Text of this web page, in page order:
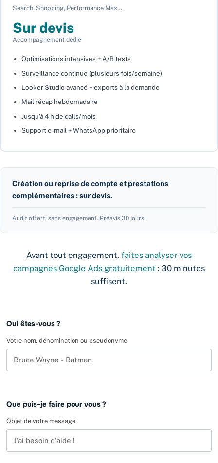
Search, Shopping, Performance Max…
Sur devis
Accompagnement dédié
Optimisations intensives + A/B tests
Surveillance continue (plusieurs fois/semaine)
Looker Studio avancé + exports à la demande
Mail récap hebdomadaire
Jusqu’à 4 h de calls/mois
Support e-mail + WhatsApp prioritaire
Création ou reprise de compte et prestations
complémentaires : sur devis.
Audit offert, sans engagement. Préavis 30 jours.
Avant tout engagement, faites analyser vos
campagnes Google Ads gratuitement : 30 minutes
suffisent.
this
field
blank
Qui êtes-vous ?
Votre nom, dénomination ou pseudonyme
Que puis-je faire pour vous ?
Objet de votre message